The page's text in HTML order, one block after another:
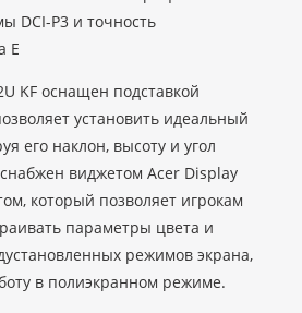
DCI-P3 и точность
E
KF оснащен подставкой
установить идеальный
его наклон, высоту и угол
виджетом Acer Display
который позволяет игрокам
параметры цвета и
режимов экрана,
в полиэкранном режиме.